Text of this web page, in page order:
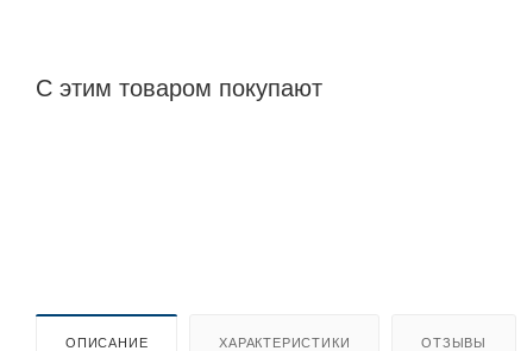
С этим товаром покупают
ОПИСАНИЕ ХАРАКТЕРИСТИКИ ОТЗЫВЫ